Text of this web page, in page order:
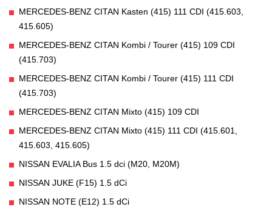
MERCEDES-BENZ CITAN Kasten (415) 111 CDI (415.603,
415.605)
MERCEDES-BENZ CITAN Kombi / Tourer (415) 109 CDI
(415.703)
MERCEDES-BENZ CITAN Kombi / Tourer (415) 111 CDI
(415.703)
MERCEDES-BENZ CITAN Mixto (415) 109 CDI
MERCEDES-BENZ CITAN Mixto (415) 111 CDI (415.601,
415.603, 415.605)
NISSAN EVALIA Bus 1.5 dci (M20, M20M)
NISSAN JUKE (F15) 1.5 dCi
NISSAN NOTE (E12) 1.5 dCi